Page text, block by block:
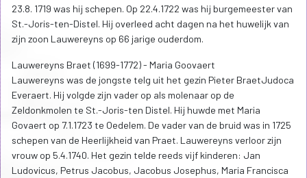
23.8. 1719 was hij schepen. Op 22.4.1722 was hij burgemeester van
St.-Joris-ten-Distel. Hij overleed acht dagen na het huwelijk van
zijn zoon Lauwereyns op 66 jarige ouderdom.
Lauwereyns Braet (1699-1772) - Maria Goovaert
Lauwereyns was de jongste telg uit het gezin Pieter BraetJudoca
Everaert. Hij volgde zijn vader op als molenaar op de
Zeldonkmolen te St.-Joris-ten Distel. Hij huwde met Maria
Govaert op 7.1.1723 te Oedelem. De vader van de bruid was in 1725
schepen van de Heerlijkheid van Praet. Lauwereyns verloor zijn
vrouw op 5.4.1740. Het gezin telde reeds vijf kinderen: Jan
Ludovicus, Petrus Jacobus, Jacobus Josephus, Maria Francisca